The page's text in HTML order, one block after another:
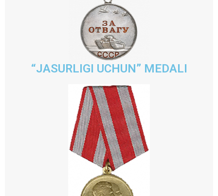
“JASURLIGI UCHUN” MEDALI